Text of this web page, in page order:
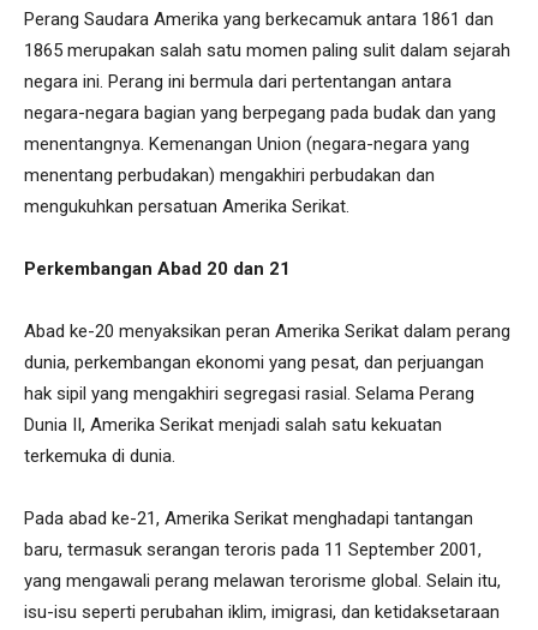
Perang Saudara Amerika yang berkecamuk antara 1861 dan
1865 merupakan salah satu momen paling sulit dalam sejarah
negara ini. Perang ini bermula dari pertentangan antara
negara-negara bagian yang berpegang pada budak dan yang
menentangnya. Kemenangan Union (negara-negara yang
menentang perbudakan) mengakhiri perbudakan dan
mengukuhkan persatuan Amerika Serikat.
Perkembangan Abad 20 dan 21
Abad ke-20 menyaksikan peran Amerika Serikat dalam perang
dunia, perkembangan ekonomi yang pesat, dan perjuangan
hak sipil yang mengakhiri segregasi rasial. Selama Perang
Dunia II, Amerika Serikat menjadi salah satu kekuatan
terkemuka di dunia.
Pada abad ke-21, Amerika Serikat menghadapi tantangan
baru, termasuk serangan teroris pada 11 September 2001,
yang mengawali perang melawan terorisme global. Selain itu,
isu-isu seperti perubahan iklim, imigrasi, dan ketidaksetaraan